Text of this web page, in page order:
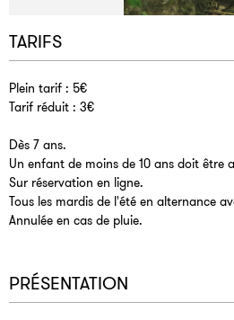
TARIFS
Plein tarif : 5€
Tarif réduit : 3€
Dès 7 ans.
Un enfant de moins de 10 ans doit être
Sur réservation en ligne.
Tous les mardis de l'été en alternance
Annulée en cas de pluie.
PRÉSENTATION